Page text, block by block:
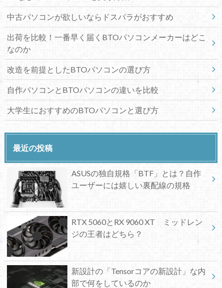
中古パソコンが欲しいならドスパラがおすすめ
出荷を比較！一番早く届くBTOパソコンメーカーはどこ
なのか
改造を前提としたBTOパソコンの選び方
自作パソコンとBTOパソコンの違いを比較
大学生におすすめのBTOパソコンと選び方
最近の投稿
ASUSの独自規格「BTF」とは？自作
ユーザーには嬉しい裏配線の規格
RTX 5060とRX 9060 XT ミッドレン
ジの王者はどちら？
新設計の「Tensorコアの新設計」な内
部で何をしているのか